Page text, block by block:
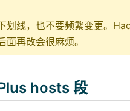
划线，也不要频繁变更。
面再改会很麻烦。
hosts 段